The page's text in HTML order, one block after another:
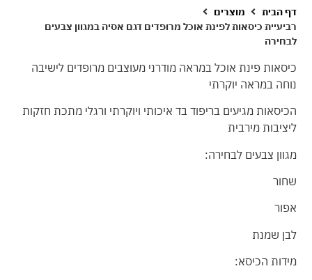
דף הבית
מוצרים
רביעיית כיסאות לפינת אוכל מרופדים דגם אסיה במגוון צבעים
לבחירה
כיסאות פינת אוכל במראה מודרני מעוצבים מרופדים לישיבה
נוחה במראה יוקרתי
הכיסאות מגיעים בריפוד בד איכותי ויוקרתי ורגלי מתכת חזקות
ליציבות מירבית
מגוון צבעים לבחירה:
שחור
אפור
לבן שמנת
מידות הכיסא: